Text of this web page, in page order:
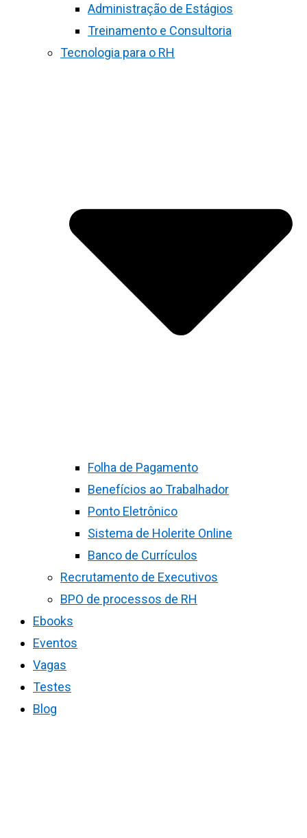
Administração de Estágios
Treinamento e Consultoria
Tecnologia para o RH
Folha de Pagamento
Benefícios ao Trabalhador
Ponto Eletrônico
Sistema de Holerite Online
Banco de Currículos
Recrutamento de Executivos
BPO de processos de RH
Ebooks
Eventos
Vagas
Testes
Blog